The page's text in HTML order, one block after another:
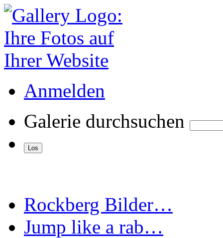
Anmelden
Galerie durchsuchen
Rockberg Bilder…
Jump like a rab…